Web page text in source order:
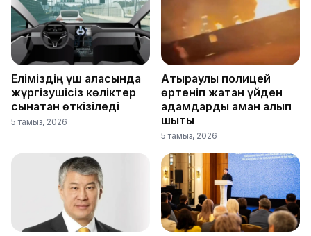
Еліміздің үш қаласында
жүргізушісіз көліктер
сынақтан өткізіледі
5 тамыз, 2026
Атыраулық полицей
өртеніп жатқан үйден
адамдарды аман алып
шықты
5 тамыз, 2026